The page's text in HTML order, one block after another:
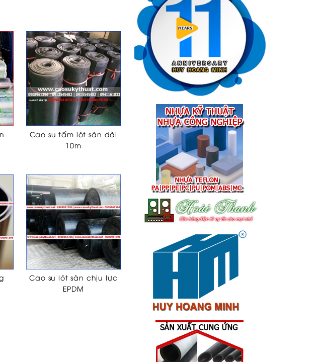
Cao su tấm lót sàn dài
10m
Cao su lót sàn chịu lực
EPDM